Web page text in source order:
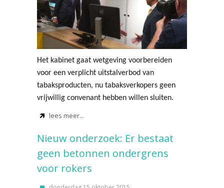
Het kabinet gaat wetgeving voorbereiden
voor een verplicht uitstalverbod van
tabaksproducten, nu tabaksverkopers geen
vrijwillig convenant hebben willen sluiten.
lees meer...
Nieuw onderzoek: Er bestaat
geen betonnen ondergrens
voor rokers